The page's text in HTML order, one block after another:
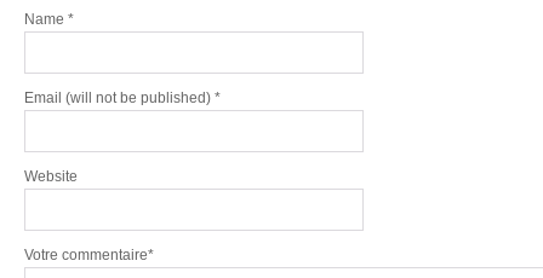
Name *
Email (will not be published) *
Website
Votre commentaire*